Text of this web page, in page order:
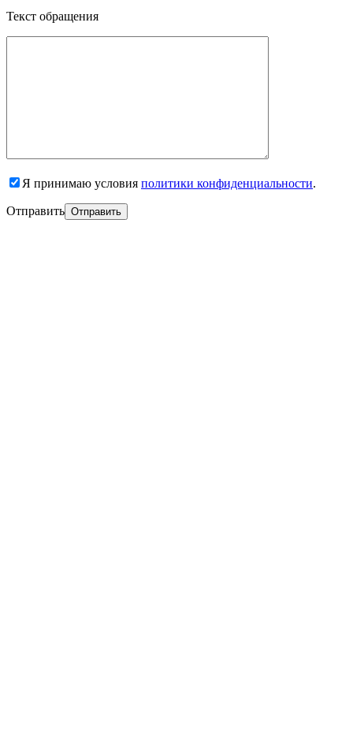
Текст обращения
Я принимаю условия политики конфиденциальности.
Отправить